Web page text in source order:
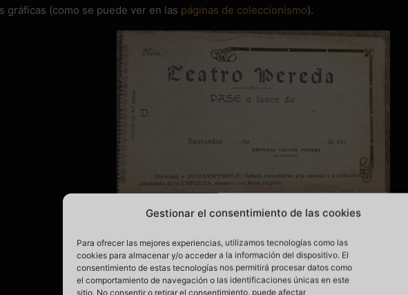
Gestionar el consentimiento de las cookies
Para ofrecer las mejores experiencias, utilizamos tecnologías como las
cookies para almacenar y/o acceder a la información del dispositivo. El
consentimiento de estas tecnologías nos permitirá procesar datos como
el comportamiento de navegación o las identificaciones únicas en este
sitio. No consentir o retirar el consentimiento, puede afectar
gráficas (como se puede ver en las páginas de coleccionismo).